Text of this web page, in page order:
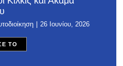
26 Ιουνίου, 2026
ΤΟ